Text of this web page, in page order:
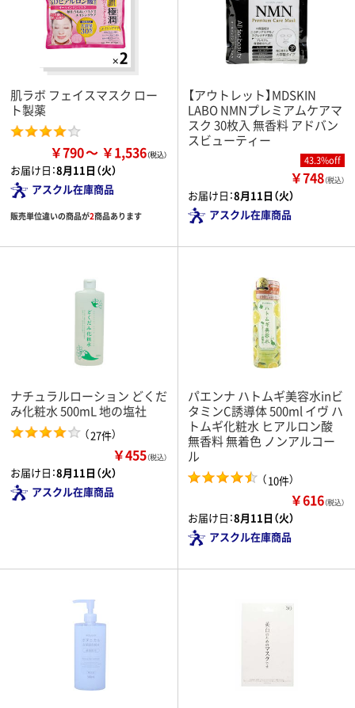
肌ラボ フェイスマスク ロー
ト製薬
￥790 ￥1,536
お届け日：8月11日（火）
アスクル在庫商品
販売単位違いの商品が2商品あります
【アウトレット】MDSKIN
LABO NMNプレミアムケアマ
スク 30枚入 無香料 アドバン
スビューティー
43.3%off
￥748（税込）
お届け日：8月11日（火）
アスクル在庫商品
ナチュラルローション どくだ
み化粧水 500mL 地の塩社
（27件）
￥455（税込）
お届け日：8月11日（火）
アスクル在庫商品
パエンナ ハトムギ美容水inビ
タミンC誘導体 500ml イヴ ハ
トムギ化粧水 ヒアルロン酸
無香料 無着色 ノンアルコー
ル
（10件）
￥616（税込）
お届け日：8月11日（火）
アスクル在庫商品